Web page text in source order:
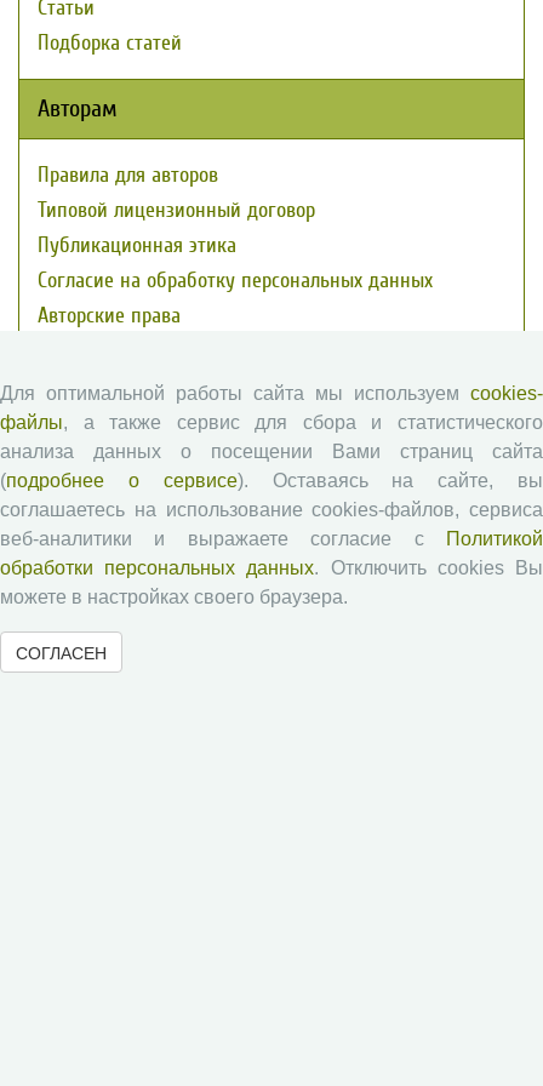
Статьи
Подборка статей
Авторам
Правила для авторов
Типовой лицензионный договор
Публикационная этика
Согласие на обработку персональных данных
Авторские права
Рецензентам
Памятка рецензенту
Положение о рецензировании
Форма рецензии
Журналы ВолНЦ РАН
Экономические и социальные перемены
Для оптимальной работы сайта мы используем cookies-
файлы, а также сервис для сбора и статистического
анализа данных о посещении Вами страниц сайта
(подробнее о сервисе). Оставаясь на сайте, вы
соглашаетесь на использование cookies-файлов, сервиса
веб-аналитики и выражаете согласие с
Политикой
обработки персональных данных. Отключить cookies Вы
можете в настройках своего браузера.
СОГЛАСЕН